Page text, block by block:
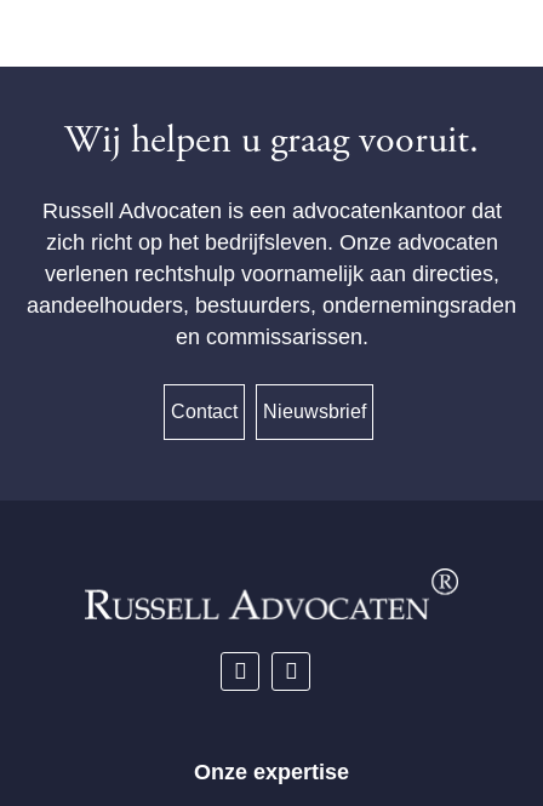
Wij helpen u graag vooruit.
Russell Advocaten is een advocatenkantoor dat
zich richt op het bedrijfsleven. Onze advocaten
verlenen rechtshulp voornamelijk aan directies,
aandeelhouders, bestuurders, ondernemingsraden
en commissarissen.
Contact Nieuwsbrief
Onze expertise